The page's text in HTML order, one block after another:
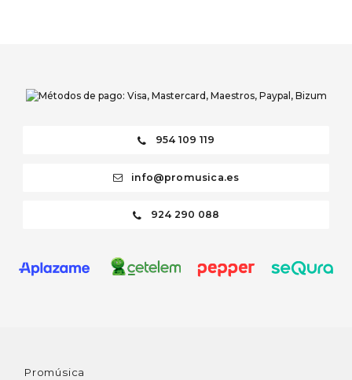
954 109 119
info@promusica.es
924 290 088
Promúsica